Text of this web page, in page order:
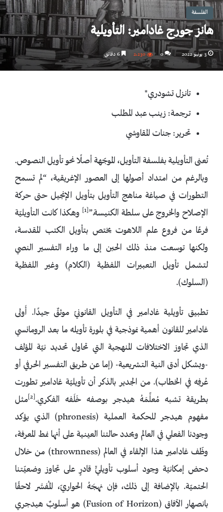
الفلسفة
هانز جورج غادامير: التأويلية
3 يونيو 2022 0 2٬230
تانزل تشودري*
ترجمة: زينب عبد المطلب
تحرير: جنات المقاوشي
تُعنى التأويلية بفلسفة التأويل، الموجّهة أصلًا نحو تأويل النصوص.
وبالرغم من امتداد أصولها إلى العصور الإغريقية، “لم تسمح
التطورات في صياغة مناهج التأويل بتأويل الإنجيل حتى حركة
الإصلاح والخروج على سلطة الكنيسة.”[1]
وهكذا كانت التأويليّة
فرعًا من فروع علم اللاهوت يختص بتأويل الكتب المقدسة،
ولكنها توسعت منذ ذلك الحين إلى ما وراء التفسير النصي
لتشمل تأويل التعبيرات اللفظية (الكلام) وغير اللفظية
(السلوك).
تطبيق تأويلية غادامير في التأويل القانونيّ موثقٌ جيدًا. أَولى
غادامير للقانون أهمية نموذجية في بلورة تأويله ما بعد الرومانسي
الذي تجاوز الاختلافات المنهجية التي تحاول تحديد نيّة المؤلف
-وبشكل أدق النية التشريعية- (إما عن طريق التفسير الحرفي أو
عُرفِه في الخطاب). من الجدير بالذكر أن تأويليّة غادامير تطورت
بطريقة تشبه مُعلِّمَهُ هيدجر بوصفه خَلَفه الفكري.[2]
مثل
مفهوم هيدجر للحكمة العملية (phronesis) الذي يؤكد
وجودنا الفعلي في العالم ويحدد حالتنا العينية على أنها نمط المعرفة،
وظّف غادامير هذا الإلقاء في العالم (thrownness) من خلال
دحض إمكانيّة وجود أسلوب تأويليٍّ قادرٍ على تجاوز وضعيّتنا
الحتميّة. بالإضافة إلى ذلك، فإن نهجَهُ الحواريّ، المُفسَّر لاحقًا
بانصهار الآفاق (Fusion of Horizon) هو أسلوبٌ هيدجري